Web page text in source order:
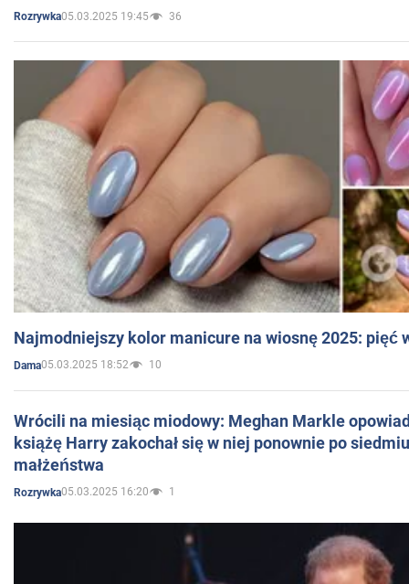
Rozrywka05.03.2025 19:45 36
Najmodniejszy kolor manicure na wiosnę 2025: pięć
Dama05.03.2025 18:52 10
Wrócili na miesiąc miodowy: Meghan Markle
książę Harry zakochał się w niej ponownie po
małżeństwa
Rozrywka05.03.2025 16:20 1